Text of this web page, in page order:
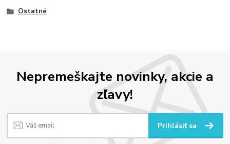
Ostatné
Nepremeškajte novinky, akcie a
zľavy!
Prihlásiť sa